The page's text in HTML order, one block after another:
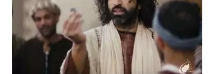
مضمور اول آیه سی ما میخانیم میگه که او مثل درخت
کاشته شده در کنار جویباری است که در هر موسم
میوئی خود را میدهد برک هایش هرگز پجمردن نمیشوند و
در همه کارهای خود معفق است آیه اول و دو اینجا
اشاره میکنه با کسی که با دیگران مشورت میکنه با
کسی که با خدا ایمان داره خوش آب حال کسی که با